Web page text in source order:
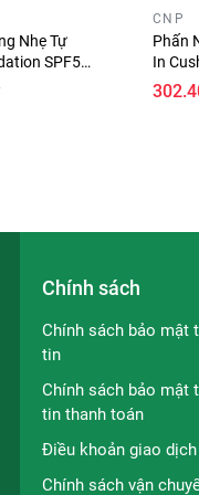
Nhẹ Tự
SPF50
CNP
Phấn
In
Chính sách
Chính sách bảo mật
tin
Chính sách bảo mật
tin thanh toán
Điều khoản giao
Chính sách vận